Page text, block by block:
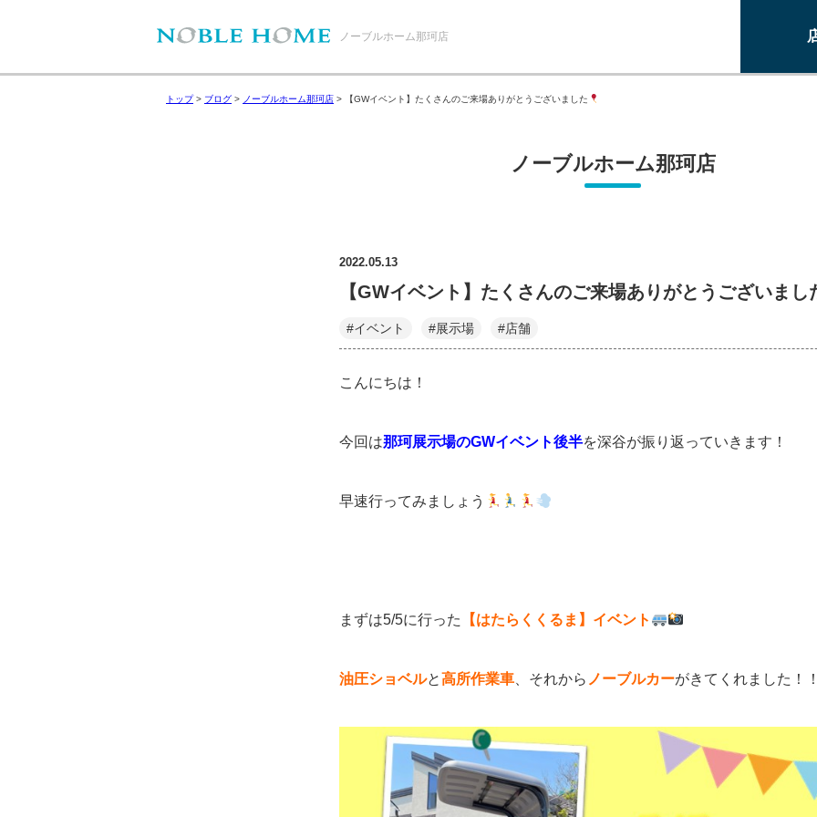
ノーブルホーム那珂店
トップ> ブログ > ノーブルホーム那珂店 > 【GWイベント】たくさんのご来場ありがとうございました
ノーブルホーム那珂店
2022.05.13
【GWイベント】たくさんのご来場ありがとうございまし
#イベント #展示場 #店舗
こんにちは！
今回は那珂展示場のGWイベント後半を深谷が振り返っていきます！
早速行ってみましょう
まずは5/5に行った 【はたらくくるま】イベント
油圧ショベルと高所作業車 、それから ノーブルカーがきてくれました！